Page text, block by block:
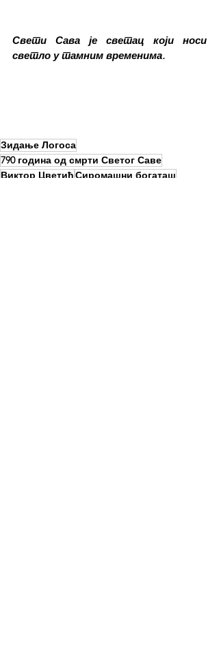
Свети Сава је светац који носи
светло у тамним временима.
Зидање Логоса
790 година од смрти Светог Саве
Виктор ЦветићСиромашни богаташ